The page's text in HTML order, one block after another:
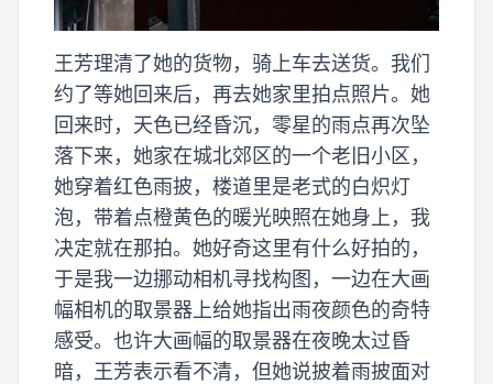
王芳理清了她的货物，骑上车去送货。我们
约了等她回来后，再去她家里拍点照片。她
回来时，天色已经昏沉，零星的雨点再次坠
落下来，她家在城北郊区的一个老旧小区，
她穿着红色雨披，楼道里是老式的白炽灯
泡，带着点橙黄色的暖光映照在她身上，我
决定就在那拍。她好奇这里有什么好拍的，
于是我一边挪动相机寻找构图，一边在大画
幅相机的取景器上给她指出雨夜颜色的奇特
感受。也许大画幅的取景器在夜晚太过昏
暗，王芳表示看不清，但她说披着雨披面对